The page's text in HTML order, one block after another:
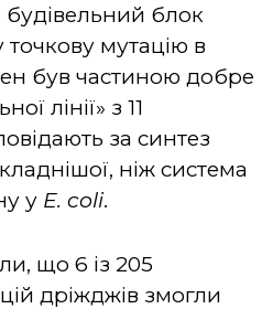
блок
мутацію в
був частиною добре
лінії» з 11
за синтез
ніж система
у E. coli.
що 6 із 205
дріжджів змогли